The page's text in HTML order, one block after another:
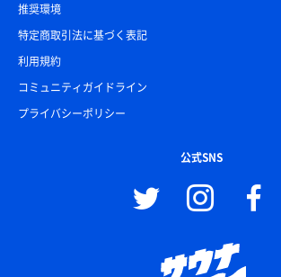
推奨環境
特定商取引法に基づく表記
利用規約
コミュニティガイドライン
プライバシーポリシー
公式SNS